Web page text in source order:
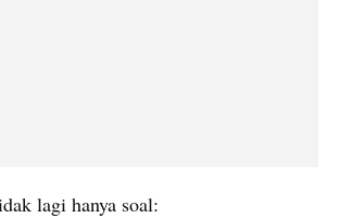
lagi hanya soal: